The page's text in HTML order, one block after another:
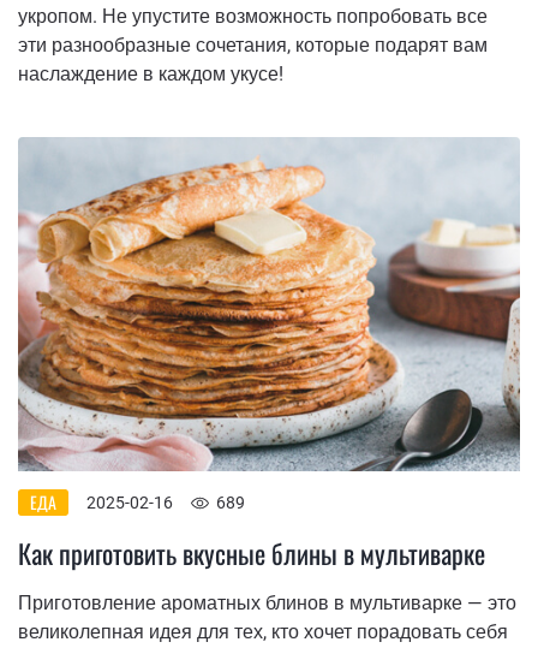
укропом. Не упустите возможность попробовать все
эти разнообразные сочетания, которые подарят вам
наслаждение в каждом укусе!
ЕДА 2025-02-16 689
Как приготовить вкусные блины в мультиварке
Приготовление ароматных блинов в мультиварке — это
великолепная идея для тех, кто хочет порадовать себя